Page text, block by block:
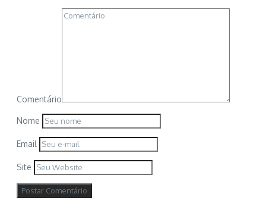
Comentário
Nome
Email
Site